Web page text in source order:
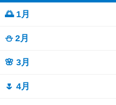
🌅 1月
⛄ 2月
🌸 3月
🌷 4月